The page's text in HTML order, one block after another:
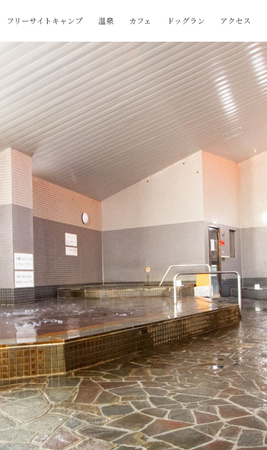
フリーサイトキャンプ 温泉 カフェ ドッグラン アクセス